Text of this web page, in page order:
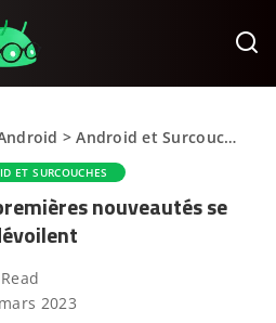
>Android et Surcouches
ET SURCOUCHES
nouveautés se
2023